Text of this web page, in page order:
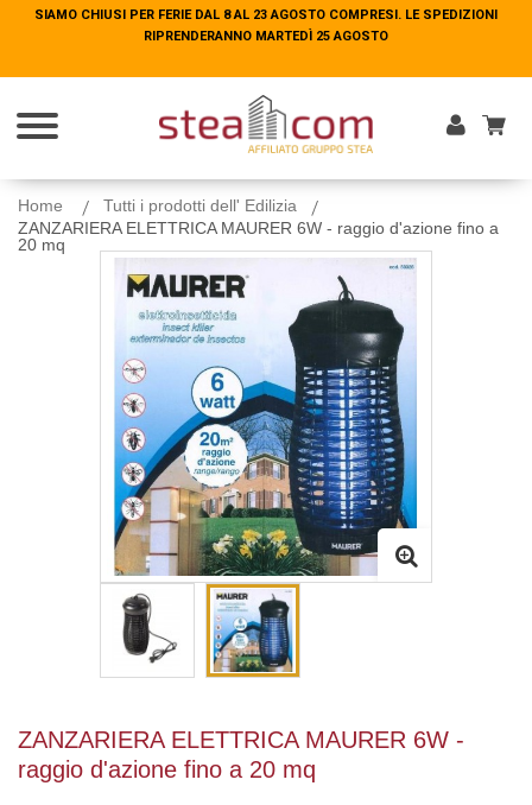
SIAMO CHIUSI PER FERIE DAL 8 AL 23 AGOSTO COMPRESI. LE SPEDIZIONI
RIPRENDERANNO MARTEDÌ 25 AGOSTO
Home
Tutti i prodotti dell' Edilizia
ZANZARIERA ELETTRICA MAURER 6W - raggio d'azione fino a
20 mq
ZANZARIERA ELETTRICA MAURER 6W -
raggio d'azione fino a 20 mq
SIAMO CHIUSI PER FERIE DAL 8 AL 23 AGOSTO COMPRESI. LE SPEDIZIONI
RIPRENDERANNO MARTEDÌ 25 AGOSTO